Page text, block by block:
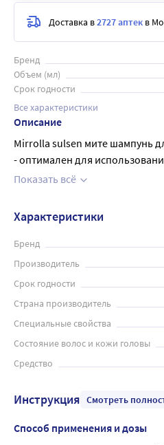
Бренд
Объем (мл)
Срок годности
Все характеристики
Описание
Mirrolla sulsen мите шампунь
- оптимален для
проявлений перхоти,
функций и повышения
головы. Улучшает питание
раздражения кожи головы.
секрецию сальных желез;
зуда и раздражений кожи
нанести небольшое
по всей длине волос.
2-3 минут. Смыть большим
При попадании в глаза
Подходит для частого
Показать всё
Доставка в2727 аптек в
Характеристики
Бренд
Производитель
Срок годности
Страна производитель
Специальные свойства
Состояние волос и кожи головы
Средство
Инструкция Смотреть
Способ применения и дозы